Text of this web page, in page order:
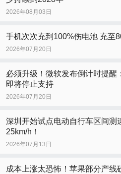
2026年08月03日
手机次次充到100%伤电池 充至
2026年07月20日
必须升级！微软发布倒计时提醒
即将停止支持
2026年07月20日
深圳开始试点电动自行车区间测
25km/h！
2026年07月13日
成本上涨太恐怖！苹果部分产